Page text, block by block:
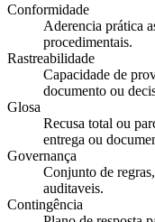
Conformidade
Aderencia prática
procedimentais.
Rastreabilidade
Capacidade de
documento ou
Glosa
Recusa total ou
entrega ou
Governança
Conjunto de
auditaveis.
Contingência